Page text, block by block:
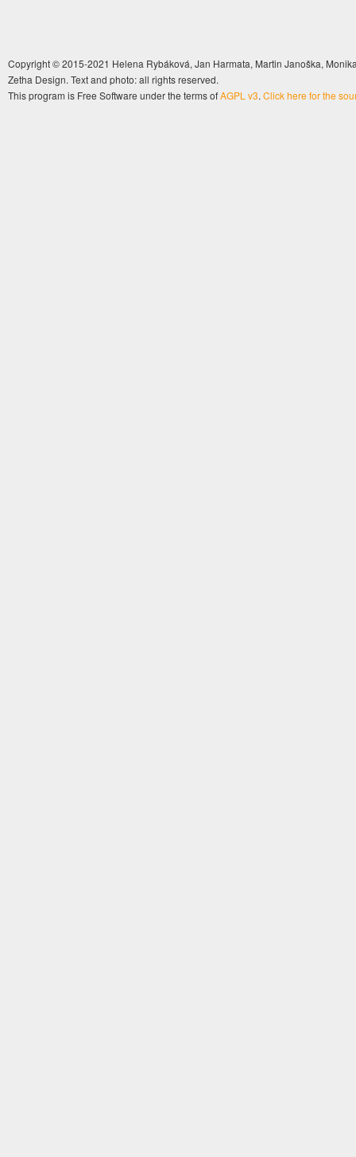
Copyright © 2015-2021 Helena Rybáková, Jan Harmata, Martin Janoška,
Zetha Design. Text and photo: all rights reserved.
This program is Free Software under the terms ofAGPL v3. Click here for the